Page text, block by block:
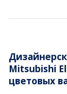
Mitsubishi
цветовых